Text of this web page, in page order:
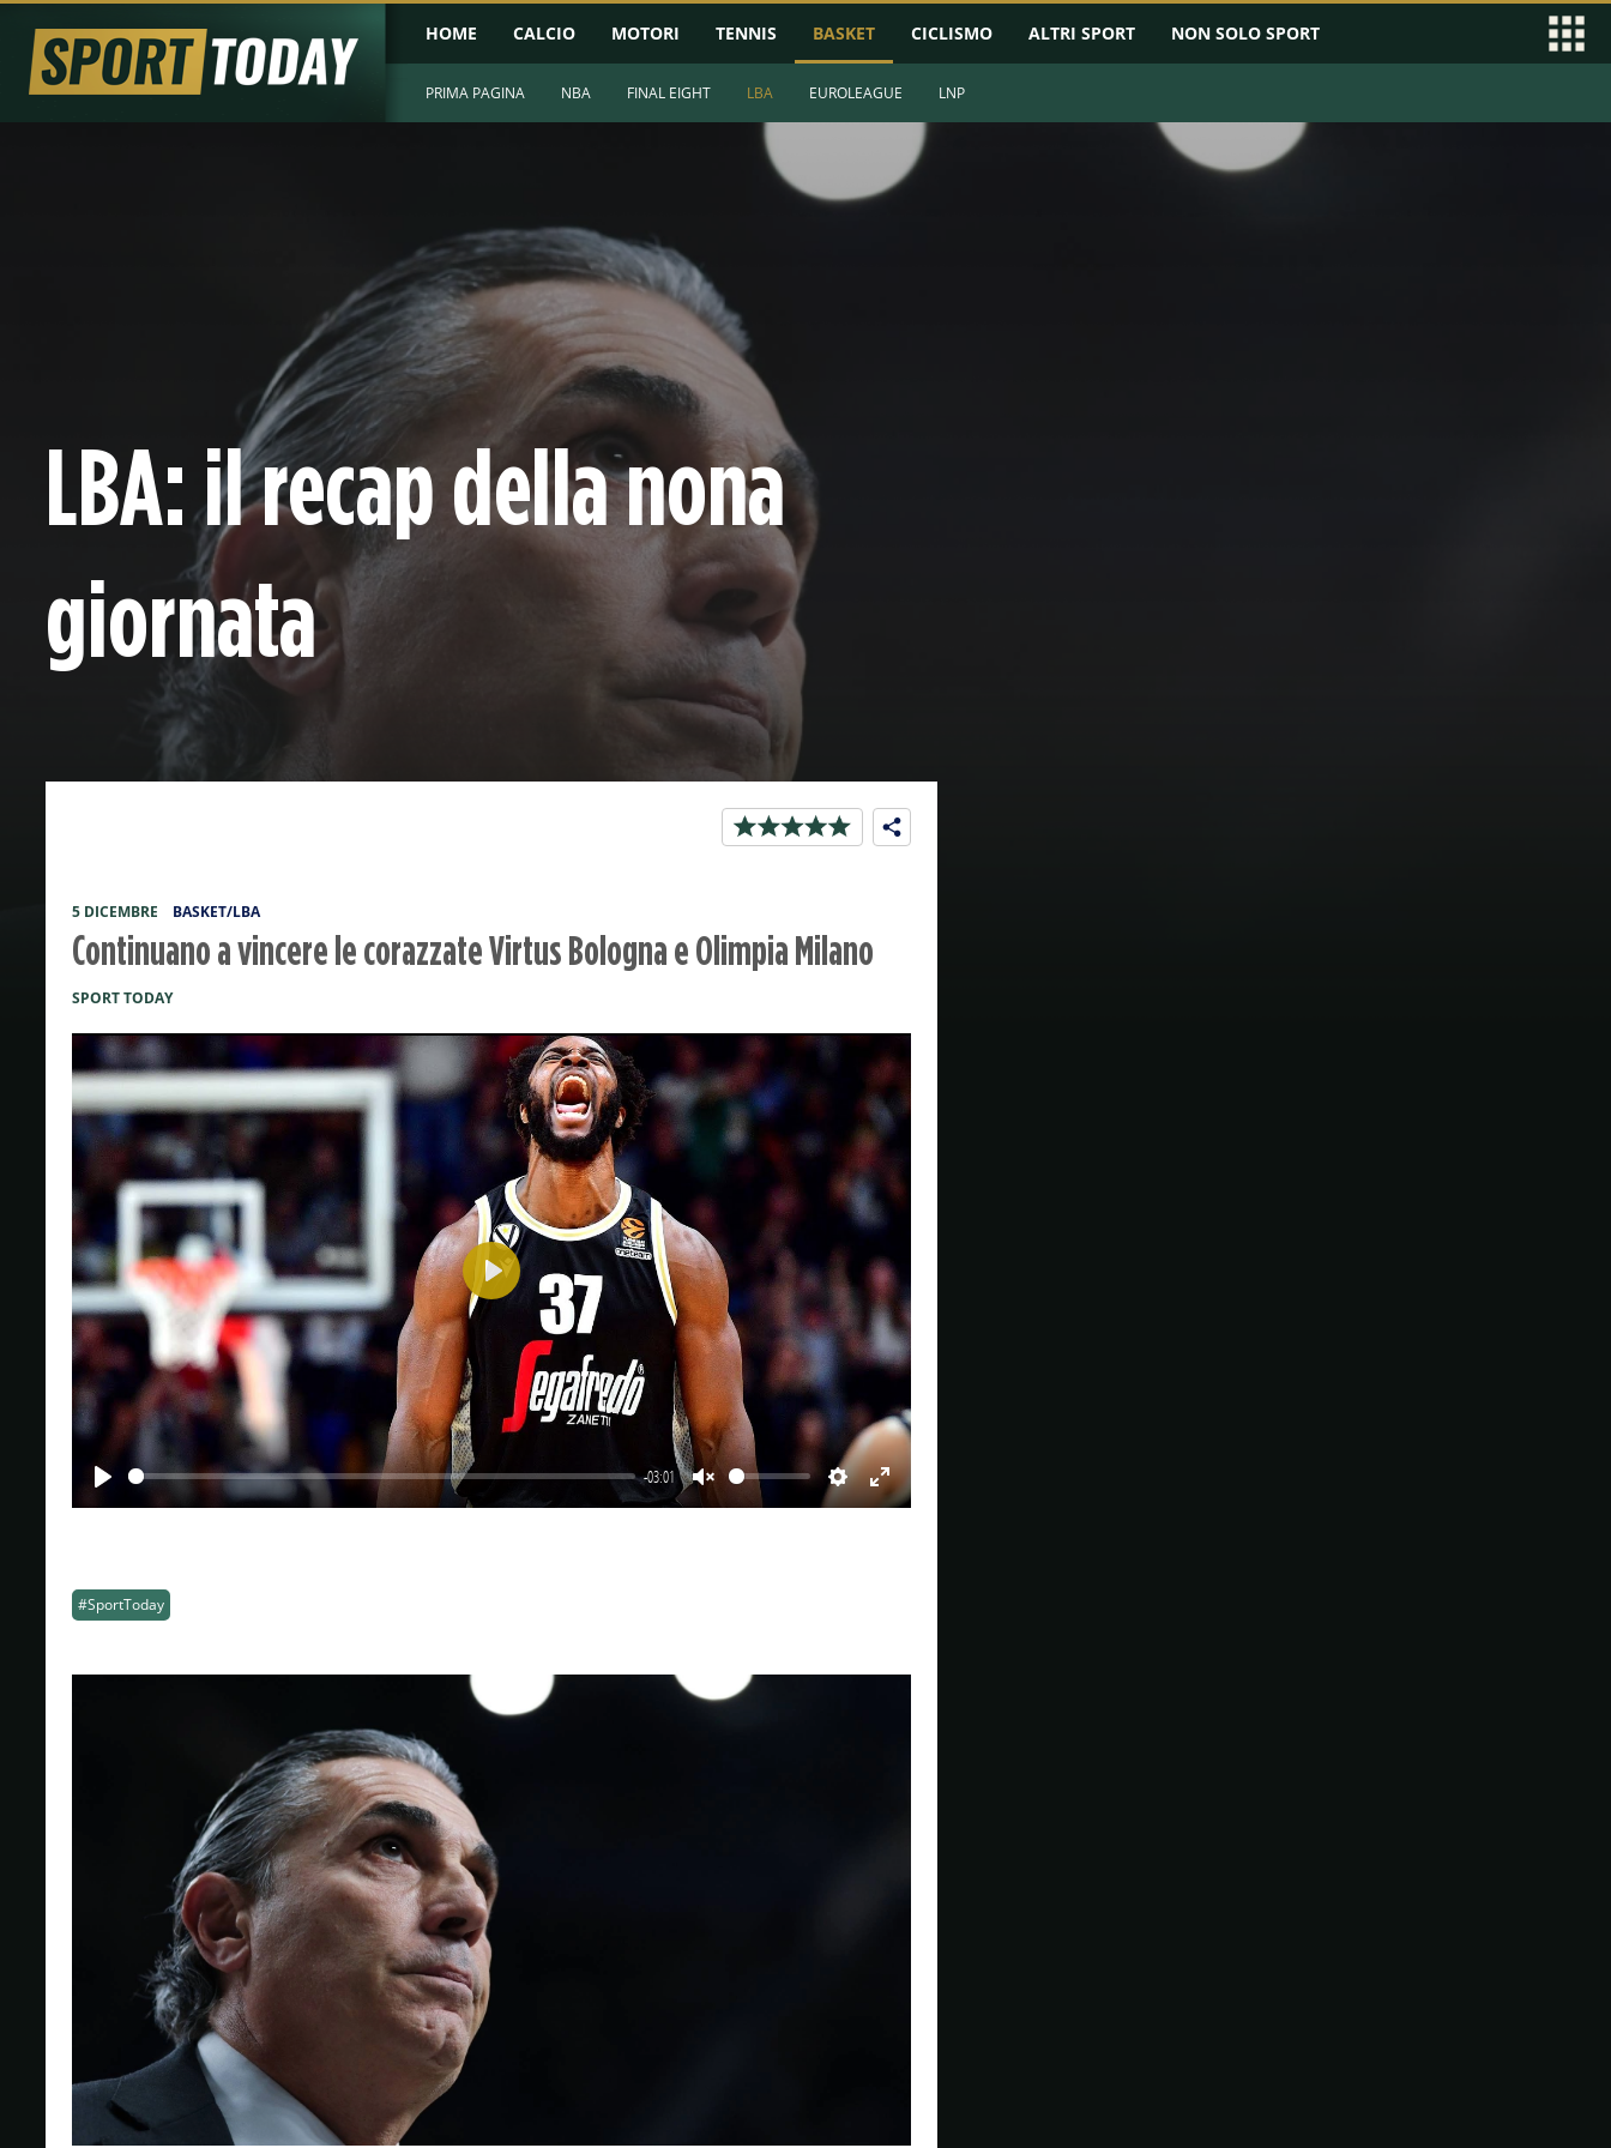
HOME CALCIO MOTORI TENNIS BASKET CICLISMO ALTRI SPORT NON SOLO SPORT
PRIMA PAGINA NBA FINAL EIGHT LBA EUROLEAGUE LNP
LBA: il recap della nona
giornata
5 DICEMBRE BASKET/LBA
Continuano a vincere le corazzate Virtus Bologna e Olimpia Milano
SPORT TODAY
-03:01
Unmute SettingsEnter
fullscreen
Play
#SportToday